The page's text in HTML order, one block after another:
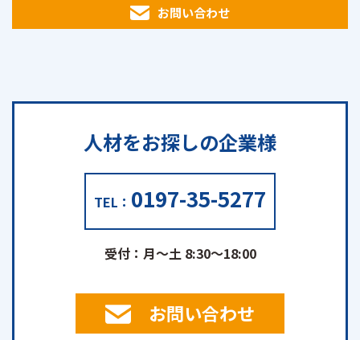
お問い合わせ
人材をお探しの企業様
TEL： 0197-35-5277
受付：月～土 8:30～18:00
お問い合わせ